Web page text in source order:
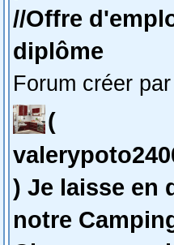
//Offre
diplôme
Forum créer
(
) Je laisse en
notre